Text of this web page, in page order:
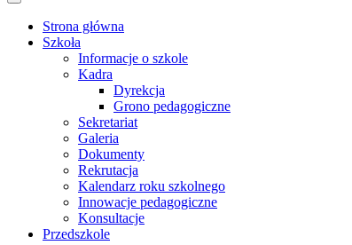
Strona główna
Szkoła
Informacje o szkole
Kadra
Dyrekcja
Grono pedagogiczne
Sekretariat
Galeria
Dokumenty
Rekrutacja
Kalendarz roku szkolnego
Innowacje pedagogiczne
Konsultacje
Przedszkole